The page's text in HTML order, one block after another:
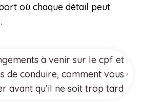
où chaque détail peut
à venir sur le cpf et
de conduire, comment vous
avant qu’il ne soit trop tard